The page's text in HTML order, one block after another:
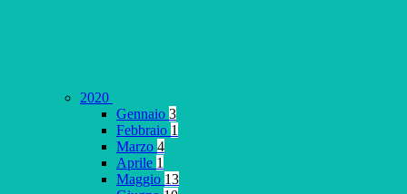
2020
Gennaio 3
Febbraio 1
Marzo 4
Aprile 1
Maggio 13